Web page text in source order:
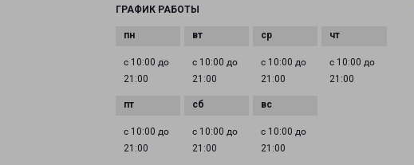
ГРАФИК РАБОТЫ
с 10:00 до
21:00
с 10:00 до
21:00
с 10:00 до
21:00
с 10:00 до
21:00
с 10:00 до
21:00
с 10:00 до
21:00
с 10:00 до
21:00